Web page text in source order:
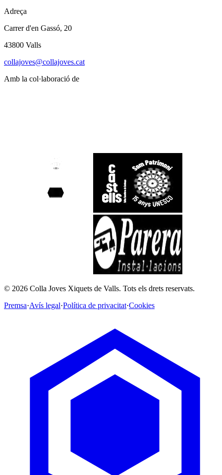
Adreça
Carrer d'en Gassó, 20
43800 Valls
collajoves@collajoves.cat
Amb la col·laboració de
© 2026 Colla Joves Xiquets de Valls. Tots els drets reservats.
Premsa·Avís legal·Política de privacitat·Cookies